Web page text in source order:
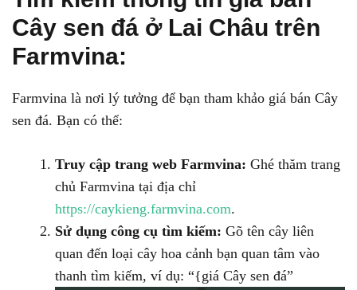
Cây sen đá ở Lai Châu trên
Farmvina:
Farmvina là nơi lý tưởng để bạn tham khảo giá bán Cây
sen đá. Bạn có thể:
Truy cập trang web Farmvina: Ghé thăm trang
chủ Farmvina tại địa chỉ
https://caykieng.farmvina.com.
Sử dụng công cụ tìm kiếm: Gõ tên cây liên
quan đến loại cây hoa cảnh bạn quan tâm vào
thanh tìm kiếm, ví dụ: “{giá Cây sen đá”